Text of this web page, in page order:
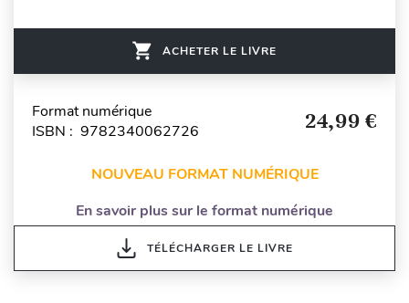
ACHETER LE LIVRE
Format numérique
ISBN : 9782340062726
24,99 €
NOUVEAU FORMAT NUMÉRIQUE
En savoir plus sur le format numérique
TÉLÉCHARGER LE LIVRE